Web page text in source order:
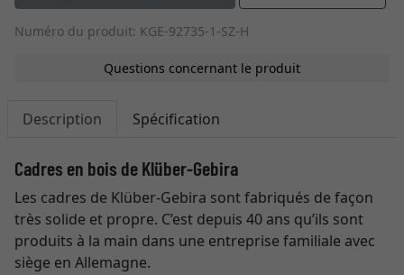
Numéro du produit: KGE-92735-1-SZ-H
Questions concernant le produit
Description Spécification
Cadres en bois de Klüber-Gebira
Les cadres de Klüber-Gebira sont fabriqués de façon
très solide et propre. C’est depuis 40 ans qu’ils sont
produits à la main dans une entreprise familiale avec
siège en Allemagne.